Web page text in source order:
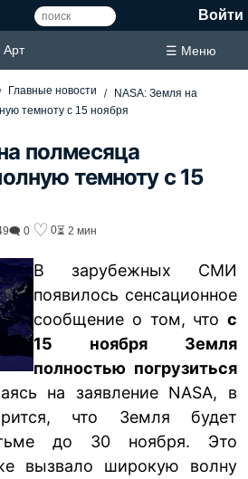
Войти
Арт ☰ Меню
Главные новости
NASA: Земля на
темноту с 15 ноября
полмесяца
темноту с 15
🗨 0 ♡ 0⏳ 2 мин
В зарубежных СМИ
появилось сенсационное
сообщение о том, что с
15 ноября Земля
полностью погрузиться
на заявление NASA, в
что Земля будет
до 30 ноября. Это
вызвало широкую волну